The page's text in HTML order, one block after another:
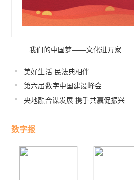
我们的中国梦——文化进万家
美好生活 民法典相伴
第六届数字中国建设峰会
央地融合谋发展 携手共赢促振兴
数字报